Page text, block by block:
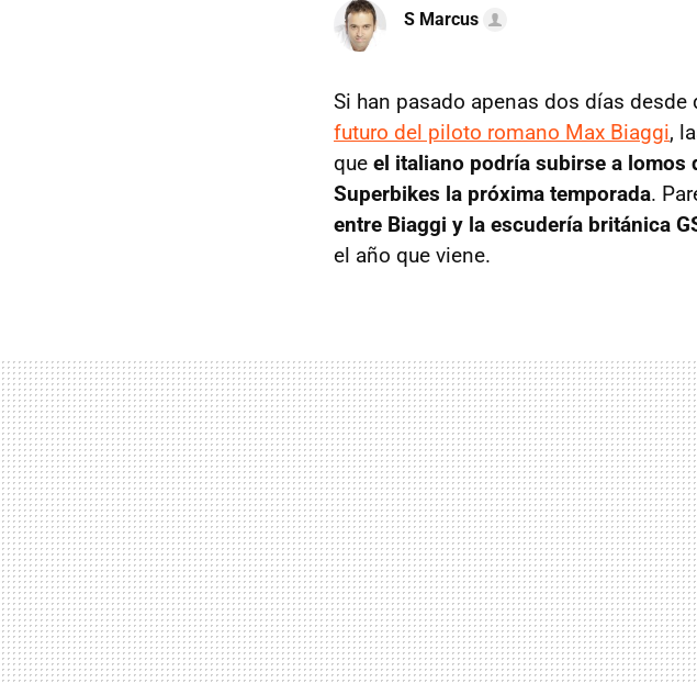
S Marcus
Si han pasado apenas dos días
futuro del piloto romano Max Biaggi,
que el italiano podría subirse a lomos
Superbikes la próxima temporada.
entre Biaggi y la escudería británica
el año que viene.